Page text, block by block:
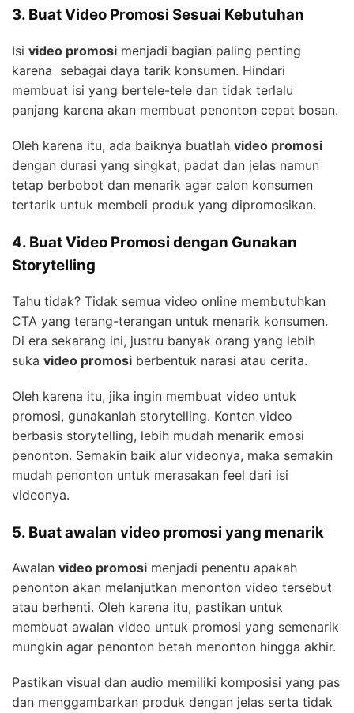
3. Buat Video Promosi Sesuai Kebutuhan
Isi video promosi menjadi bagian paling penting
karena sebagai daya tarik konsumen. Hindari
membuat isi yang bertele-tele dan tidak terlalu
panjang karena akan membuat penonton cepat bosan.
Oleh karena itu, ada baiknya buatlah video promosi
dengan durasi yang singkat, padat dan jelas namun
tetap berbobot dan menarik agar calon konsumen
tertarik untuk membeli produk yang dipromosikan.
4. Buat Video Promosi dengan Gunakan
Storytelling
Tahu tidak? Tidak semua video online membutuhkan
CTA yang terang-terangan untuk menarik konsumen.
Di era sekarang ini, justru banyak orang yang lebih
suka video promosi berbentuk narasi atau cerita.
Oleh karena itu, jika ingin membuat video untuk
promosi, gunakanlah storytelling. Konten video
berbasis storytelling, lebih mudah menarik emosi
penonton. Semakin baik alur videonya, maka semakin
mudah penonton untuk merasakan feel dari isi
videonya.
5. Buat awalan video promosi yang menarik
Awalan video promosi menjadi penentu apakah
penonton akan melanjutkan menonton video tersebut
atau berhenti. Oleh karena itu, pastikan untuk
membuat awalan video untuk promosi yang semenarik
mungkin agar penonton betah menonton hingga akhir.
Pastikan visual dan audio memiliki komposisi yang pas
dan menggambarkan produk dengan jelas serta tidak